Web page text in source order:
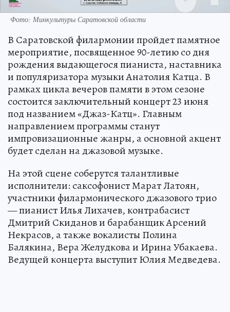
Фото: Минкультуры Саратовской области
В Саратовской филармонии пройдет памятное
мероприятие, посвященное 90-летию со дня
рождения выдающегося пианиста, наставника
и популяризатора музыки Анатолия Катца. В
рамках цикла вечеров памяти в этом сезоне
состоится заключительный концерт 23 июня
под названием «Джаз-Катц». Главным
направлением программы станут
импровизационные жанры, а основной акцент
будет сделан на джазовой музыке.
На этой сцене соберутся талантливые
исполнители: саксофонист Марат Латоян,
участники филармонического джазового трио
— пианист Илья Лихачев, контрабасист
Дмитрий Скиданов и барабанщик Арсений
Некрасов, а также вокалисты Полина
Балякина, Вера Желудкова и Ирина Убакаева.
Ведущей концерта выступит Юлия Медведева.